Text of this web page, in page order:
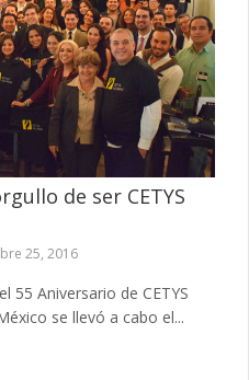
de ser CETYS
25, 2016
55 Aniversario de CETYS
se llevó a cabo el...